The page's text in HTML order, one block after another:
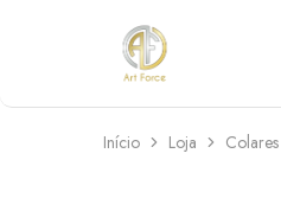
Art
Force
Semijoias
personalizadas
Início Loja Colares